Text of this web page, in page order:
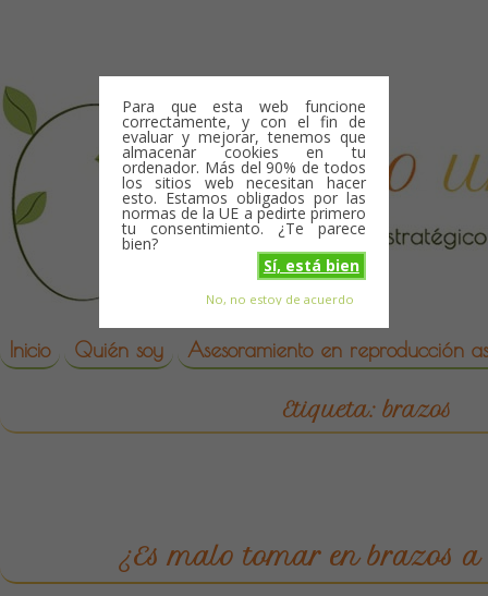
Para que esta web funcione
correctamente, y con el fin de
evaluar y mejorar, tenemos que
almacenar cookies en tu
ordenador. Más del 90% de todos
los sitios web necesitan hacer
esto. Estamos obligados por las
normas de la UE a pedirte primero
tu consentimiento. ¿Te parece
bien?
Sí, está bien
No, no estoy de acuerdo
reproduccion asistida
Skip to content
Inicio Quién soy Asesoramiento en reproducción
Etiqueta:brazos
¿Es malo tomar en brazos a